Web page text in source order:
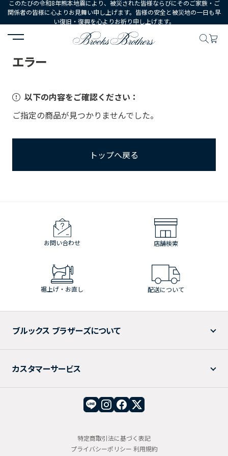
このたびの令和8年熊本地震により、被災された皆様ならびにそのご家族・ご
関係者の皆様に心よりお見舞い申し上げます。皆様の安全と被災地の一日も早
い復旧・復興を心よりお祈り申し上げます。
HOME
エラー
以下の内容をご確認ください：
ご指定の商品が見つかりませんでした。
トップへ戻る
お問い合わせ 店舗検索
裾上げ・お直し 配送について
ブルックス ブラザーズについて
カスタマーサービス
特定商取引法に基づく表記
プライバシーポリシー 利用規約